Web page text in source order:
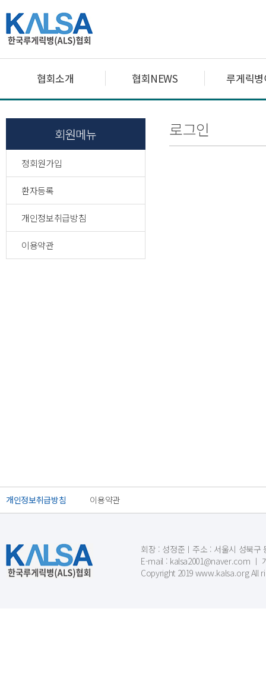
협회소개 협회NEWS 루게릭
회원메뉴
정회원가입
환자등록
개인정보취급방침
이용약관
로그인
개인정보취급방침 이용약관
회장 : 성정준ㅣ주소 : 서울시 성북구
E-mail : kalsa2001@naver.com ㅣ
Copyright 2019 www.kalsa.org All